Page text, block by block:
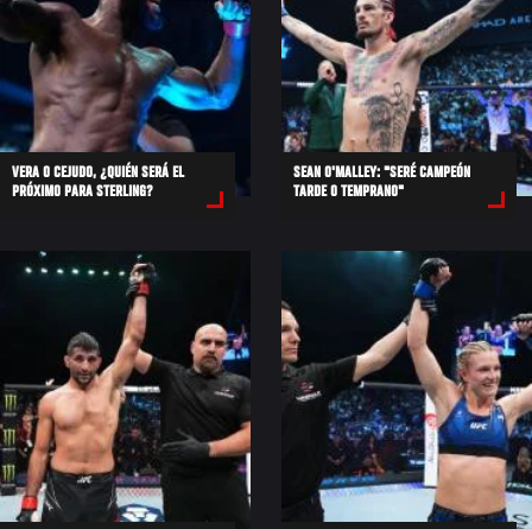
VERA O CEJUDO, ¿QUIÉN SERÁ EL
PRÓXIMO PARA STERLING?
SEAN O'MALLEY: "SERÉ CAMPEÓN
TARDE O TEMPRANO"